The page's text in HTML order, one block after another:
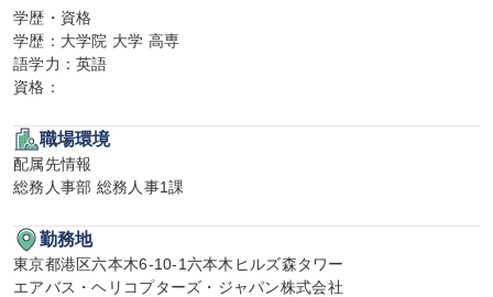
学歴・資格
学歴：大学院 大学 高専
語学力：英語
資格：
職場環境
配属先情報
総務人事部 総務人事1課
勤務地
東京都港区六本木6-10-1六本木ヒルズ森タワー
エアバス・ヘリコプターズ・ジャパン株式会社